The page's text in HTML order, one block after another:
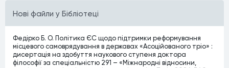
Нові файли у Бібліотеці
Федірко Б. О. Політика ЄС щодо підтримки реформування
місцевого самоврядування в державах «Асоційованого тріо» :
дисертація на здобуття наукового ступеня доктора
філософії за спеціальністю 291 – «Міжнародні відносини,